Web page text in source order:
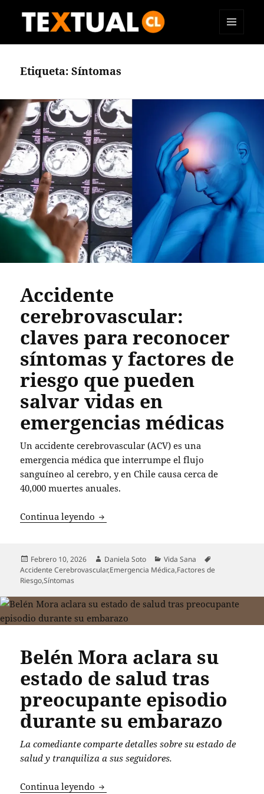
Etiqueta:Síntomas
Accidente
cerebrovascular:
claves para reconocer
síntomas y factores de
riesgo que pueden
salvar vidas en
emergencias médicas
Un accidente cerebrovascular (ACV) es una
emergencia médica que interrumpe el flujo
sanguíneo al cerebro, y en Chile causa cerca de
40,000 muertes anuales.
Continua leyendo Accidente cerebrovascular: claves
Publicado
el
Febrero 10, 2026 Autor
Daniela Soto Categorías
Vida Sana
Accidente Cerebrovascular,Emergencia Médica,Factores de
Riesgo,Síntomas
Belén Mora aclara su
estado de salud tras
preocupante episodio
durante su embarazo
La comediante comparte detalles sobre su estado de
salud y tranquiliza a sus seguidores.
Continua leyendo Belén Mora aclara su estado de salud